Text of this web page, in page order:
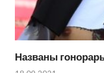
Названы